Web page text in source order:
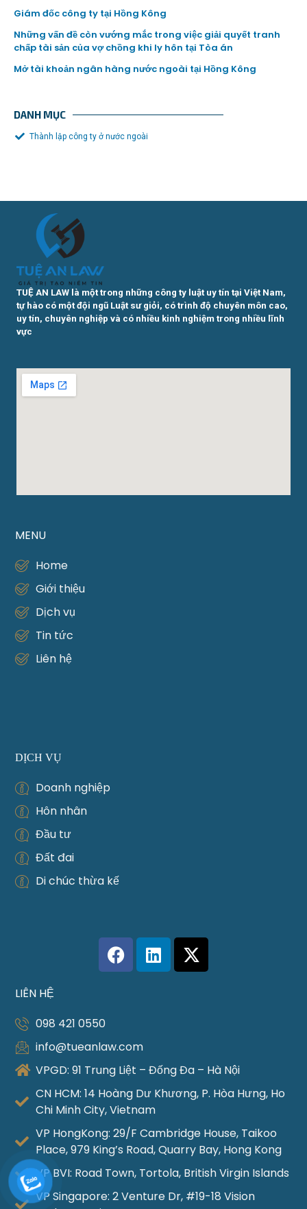
Giám đốc công ty tại Hồng Kông
Những vấn đề còn vướng mắc trong việc giải quyết tranh
chấp tài sản của vợ chồng khi ly hôn tại Tòa án
Mở tài khoản ngân hàng nước ngoài tại Hồng Kông
DANH MỤC
Thành lập công ty ở nước ngoài
TUỆ AN LAW là một trong những công ty luật uy tín tại Việt Nam,
tự hào có một đội ngũ Luật sư giỏi, có trình độ chuyên môn cao,
uy tín, chuyên nghiệp và có nhiều kinh nghiệm trong nhiều lĩnh
vực
MENU
Home
Giới thiệu
Dịch vụ
Tin tức
Liên hệ
DỊCH VỤ
Doanh nghiệp
Hôn nhân
Đầu tư
Đất đai
Di chúc thừa kế
LIÊN HỆ
098 421 0550
info@tueanlaw.com
VPGD: 91 Trung Liệt – Đống Đa – Hà Nội
CN HCM: 14 Hoàng Dư Khương, P. Hòa Hưng, Ho
Chi Minh City, Vietnam
VP HongKong: 29/F Cambridge House, Taikoo
Place, 979 King’s Road, Quarry Bay, Hong Kong
VP BVI: Road Town, Tortola, British Virgin Islands
VP Singapore: 2 Venture Dr, #19-18 Vision